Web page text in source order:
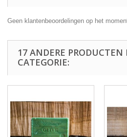
Geen klantenbeoordelingen op het
17 ANDERE PRODUCTEN
CATEGORIE: